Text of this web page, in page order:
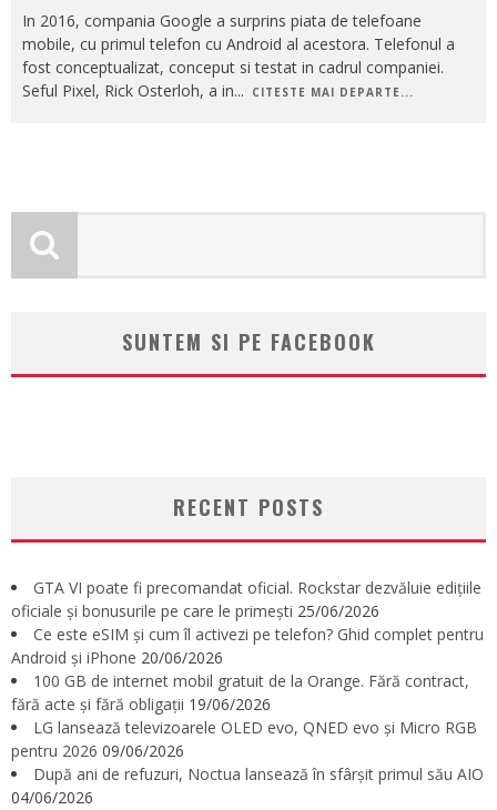
In 2016, compania Google a surprins piata de telefoane
mobile, cu primul telefon cu Android al acestora. Telefonul a
fost conceptualizat, conceput si testat in cadrul companiei.
Seful Pixel, Rick Osterloh, a in... CITESTE MAI DEPARTE...
SUNTEM SI PE FACEBOOK
RECENT POSTS
GTA VI poate fi precomandat oficial. Rockstar dezvăluie edițiile
oficiale și bonusurile pe care le primești 25/06/2026
Ce este eSIM și cum îl activezi pe telefon? Ghid complet pentru
Android și iPhone 20/06/2026
100 GB de internet mobil gratuit de la Orange. Fără contract,
fără acte și fără obligații 19/06/2026
LG lansează televizoarele OLED evo, QNED evo și Micro RGB
pentru 2026 09/06/2026
După ani de refuzuri, Noctua lansează în sfârșit primul său AIO
04/06/2026